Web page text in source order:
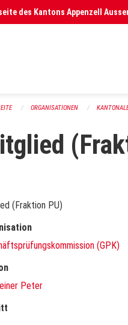
des Kantons Appenzell
ORGANISATIONEN
(Fraktion PU)
(GPK)
Peter